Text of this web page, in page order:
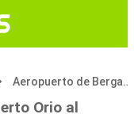
Aeropuerto de Bergamo Orio al Serio
Orio al